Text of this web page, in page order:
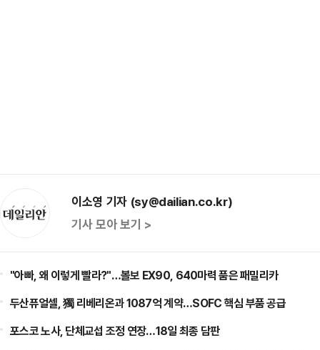
이소영 기자 (sy@dailian.co.kr)
기사 모아 보기 >
"아빠, 왜 이렇게 빨라?"…볼보 EX90, 640마력 품은 패밀리카
두산퓨얼셀, 獨 리베리온과 1087억 계약…SOFC 핵심 부품 공급
포스코 노사, 단체교섭 조정 연장…18일 최종 담판